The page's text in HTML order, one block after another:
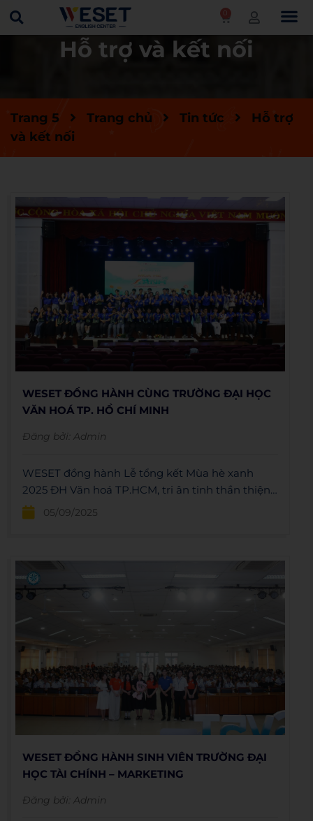
0
Hỗ trợ và kết nối
Trang 5 Trang chủ Tin tức
Hỗ trợ
và kết nối
WESET ĐỒNG HÀNH CÙNG TRƯỜNG ĐẠI HỌC
VĂN HOÁ TP. HỒ CHÍ MINH
Đăng bởi: Admin
WESET đồng hành Lễ tổng kết Mùa hè xanh
2025 ĐH Văn hoá TP.HCM, tri ân tinh thần thiện
nguyện và lan tỏa giá trị sẻ chia của tuổi trẻ.
05/09/2025
WESET ĐỒNG HÀNH SINH VIÊN TRƯỜNG ĐẠI
HỌC TÀI CHÍNH – MARKETING
Đăng bởi: Admin